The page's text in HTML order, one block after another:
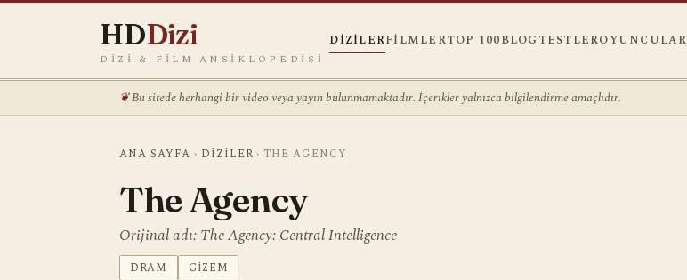
HDDizi
DIZI & FILM ANSIKLOPEDISI
DIZILERFILMLERTOP 100BLOGTESTLEROYUNCULAR
Bu sitede herhangi bir video veya yayın bulunmamaktadır. İçerikler yalnızca bilgilendirme amaçlıdır.
ANA SAYFA › DIZILER › THE AGENCY
The Agency
Orijinal adı: The Agency: Central Intelligence
DRAM GIZEM